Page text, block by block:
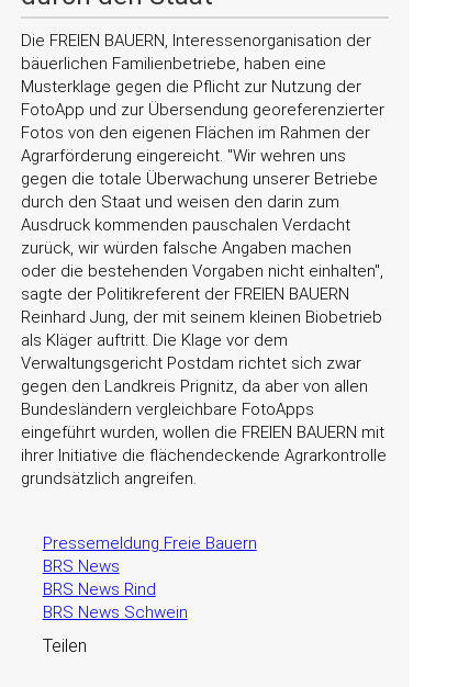
Die FREIEN BAUERN, Interessenorganisation der
bäuerlichen Familienbetriebe, haben eine
Musterklage gegen die Pflicht zur Nutzung der
FotoApp und zur Übersendung georeferenzierter
Fotos von den eigenen Flächen im Rahmen der
Agrarförderung eingereicht. Wir wehren uns
gegen die totale Überwachung unserer Betriebe
durch den Staat und weisen den darin zum
Ausdruck kommenden pauschalen Verdacht
zurück, wir würden falsche Angaben machen
oder die bestehenden Vorgaben nicht einhalten ,
sagte der Politikreferent der FREIEN BAUERN
Reinhard Jung, der mit seinem kleinen Biobetrieb
als Kläger auftritt. Die Klage vor dem
Verwaltungsgericht Postdam richtet sich zwar
gegen den Landkreis Prignitz, da aber von allen
Bundesländern vergleichbare FotoApps
eingeführt wurden, wollen die FREIEN BAUERN mit
ihrer Initiative die flächendeckende Agrarkontrolle
grundsätzlich angreifen.
Pressemeldung Freie Bauern
BRS News
BRS News Rind
BRS News Schwein
Teilen